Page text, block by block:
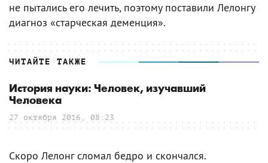
не пытались его лечить, поэтому поставили Лелонгу
диагноз «старческая деменция».
ЧИТАЙТЕ ТАКЖЕ
История науки: Человек, изучавший
Человека
27 октября 2016, 08:23
Скоро Лелонг сломал бедро и скончался.